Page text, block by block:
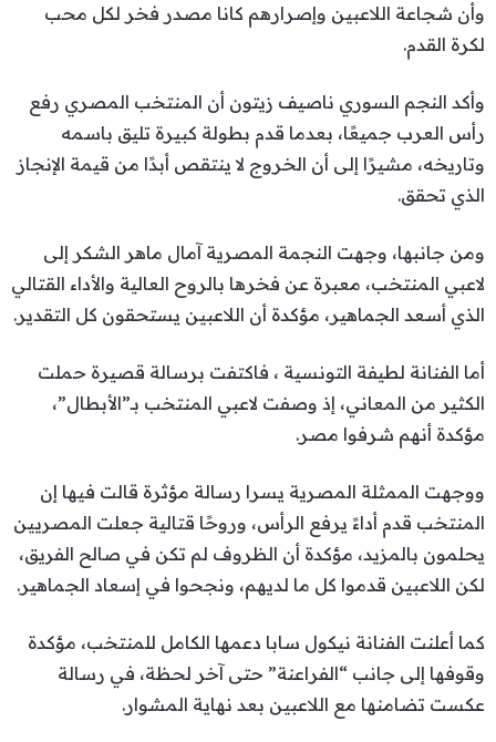
وأن شجاعة اللاعبين وإصرارهم كانا مصدر فخر لكل محب
لكرة القدم.
وأكد النجم السوري ناصيف زيتون أن المنتخب المصري رفع
رأس العرب جميعًا، بعدما قدم بطولة كبيرة تليق باسمه
وتاريخه، مشيرًا إلى أن الخروج لا ينتقص أبدًا من قيمة الإنجاز
الذي تحقق.
ومن جانبها، وجهت النجمة المصرية آمال ماهر الشكر إلى
لاعبي المنتخب، معبرة عن فخرها بالروح العالية والأداء القتالي
الذي أسعد الجماهير، مؤكدة أن اللاعبين يستحقون كل التقدير.
أما الفنانة لطيفة التونسية ، فاكتفت برسالة قصيرة حملت
الكثير من المعاني، إذ وصفت لاعبي المنتخب بـ”الأبطال”،
مؤكدة أنهم شرفوا مصر.
ووجهت الممثلة المصرية يسرا رسالة مؤثرة قالت فيها إن
المنتخب قدم أداءً يرفع الرأس، وروحًا قتالية جعلت المصريين
يحلمون بالمزيد، مؤكدة أن الظروف لم تكن في صالح الفريق،
لكن اللاعبين قدموا كل ما لديهم، ونجحوا في إسعاد الجماهير.
كما أعلنت الفنانة نيكول سابا دعمها الكامل للمنتخب، مؤكدة
وقوفها إلى جانب “الفراعنة” حتى آخر لحظة، في رسالة
عكست تضامنها مع اللاعبين بعد نهاية المشوار.